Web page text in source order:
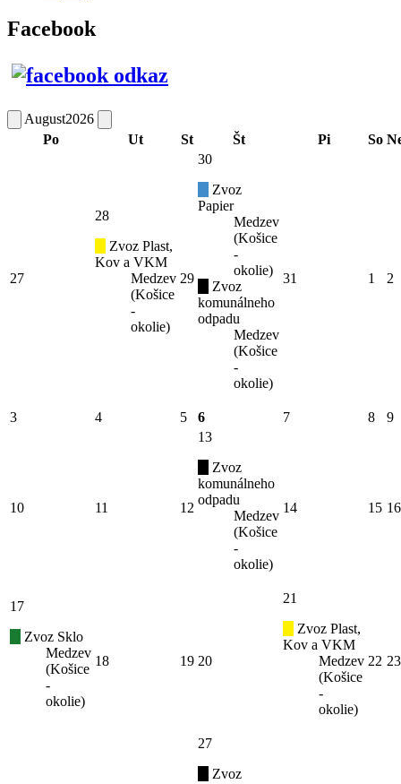
Facebook
August2026
Po
Ut St Št Pi So
27
28
Zvoz Plast,
Kov a VKM
Medzev
(Košice
-
okolie)
29
30
Zvoz
Papier
Medzev
(Košice
-
okolie)
Zvoz
komunálneho
odpadu
Medzev
(Košice
-
okolie)
31 1 2
3 4 5 6 7 8 9
10 11 12
13
Zvoz
komunálneho
odpadu
Medzev
(Košice
-
okolie)
14 15 16
17
Zvoz Sklo
Medzev
(Košice
-
okolie)
18 19 20
21
Zvoz Plast,
Kov a VKM
Medzev
(Košice
-
okolie)
22 23
27
Zvoz